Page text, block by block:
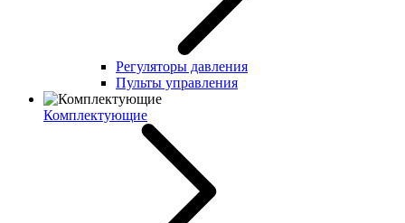
Регуляторы давления
Пульты управления
Комплектующие